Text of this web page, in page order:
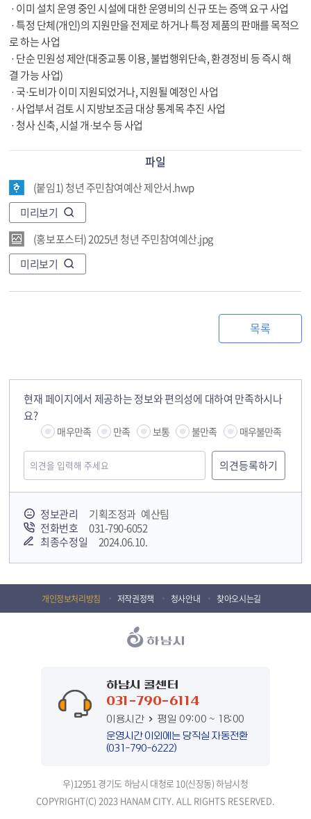
· 이미 설치 운영 중인 시설에 대한 운영비의 신규 또는 증액 요구 사업
· 특정 단체(개인)의 지원만을 전제로 하거나 특정 제품의 판매를 목적으
로 하는 사업
· 단순 민원성 제안(대중교통 이용, 불법행위단속, 환경정비 등 즉시 해
결 가능 사업)
· 국·도비가 이미 지원되었거나, 지원될 예정인 사업
· 사업부서 검토 시 지방보조금 대상 통계목 추진 사업
· 청사 신축, 시설 개·보수 등 사업
파일
(붙임1) 청년 주민참여예산 제안서.hwp
미리보기
(홍보포스터) 2025년 청년 주민참여예산.jpg
미리보기
목록
현재 페이지에서 제공하는 정보와 편의성에 대하여 만족하시나
요?
매우만족 만족 보통 불만족 매우불만족
정보관리
기획조정과 예산팀
전화번호
031-790-6052
최종수정일
2024.06.10.
개인정보처리방침 저작권정책 청사안내 찾아오시는길
우)12951 경기도 하남시 대청로 10(신장동) 하남시청
COPYRIGHT(C) 2023 HANAM CITY. ALL RIGHTS RESERVED.
하남시 콜센터
031-790-6114
이용시간
평일 09:00 ~ 18:00
운영시간 이외에는 당직실 자동전환
(031-790-6222)